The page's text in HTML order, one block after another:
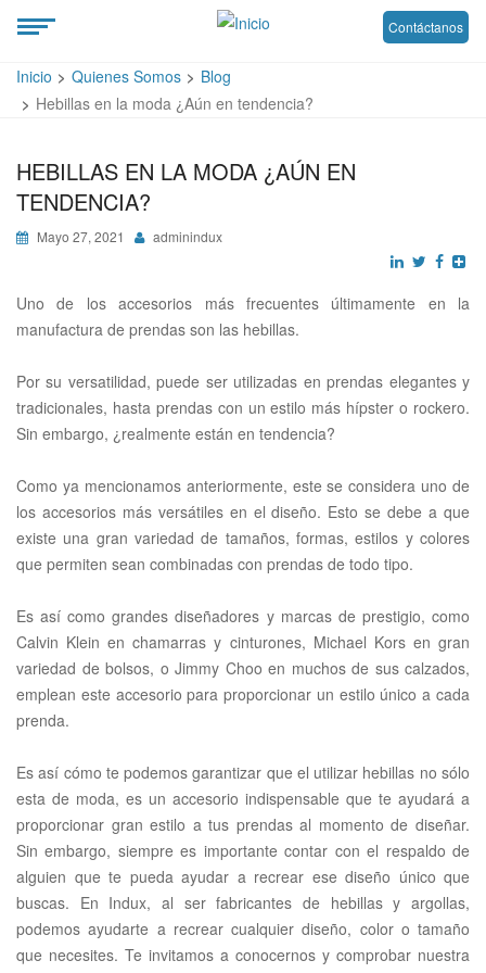
Contáctanos
Inicio Quienes Somos
Blog
Hebillas en la moda ¿Aún en tendencia?
HEBILLAS EN LA MODA ¿AÚN EN
TENDENCIA?
Mayo 27, 2021 adminindux
Uno de los accesorios más frecuentes últimamente en la
manufactura de prendas son las hebillas.
Por su versatilidad, puede ser utilizadas en prendas elegantes y
tradicionales, hasta prendas con un estilo más hípster o rockero.
Sin embargo, ¿realmente están en tendencia?
Como ya mencionamos anteriormente, este se considera uno de
los accesorios más versátiles en el diseño. Esto se debe a que
existe una gran variedad de tamaños, formas, estilos y colores
que permiten sean combinadas con prendas de todo tipo.
Es así como grandes diseñadores y marcas de prestigio, como
Calvin Klein en chamarras y cinturones, Michael Kors en gran
variedad de bolsos, o Jimmy Choo en muchos de sus calzados,
emplean este accesorio para proporcionar un estilo único a cada
prenda.
Es así cómo te podemos garantizar que el utilizar hebillas no sólo
esta de moda, es un accesorio indispensable que te ayudará a
proporcionar gran estilo a tus prendas al momento de diseñar.
Sin embargo, siempre es importante contar con el respaldo de
alguien que te pueda ayudar a recrear ese diseño único que
buscas. En Indux, al ser fabricantes de hebillas y argollas,
podemos ayudarte a recrear cualquier diseño, color o tamaño
que necesites. Te invitamos a conocernos y comprobar nuestra